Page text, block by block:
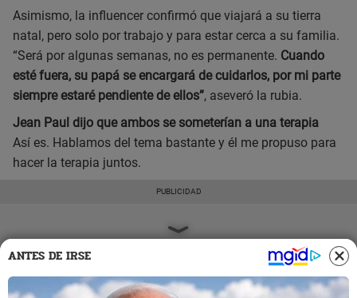
Asimismo, la influencer confirmó que viajará a su tierra
natal, pero solo por trabajo y para estar cerca a su familia.
“Será por algunas semanas, no es permanente. Cuando
esté fuera, su papá se encargará de cuidarlos, por mi parte
siempre estaré pendiente de ellos”, aseveró la rubia.
Jean Paul dijo que ambos se someterían a una terapia
Así es. Hablamos del tema bastante y él me propuso para
hacer la terapia juntos.
ANTES DE IRSE